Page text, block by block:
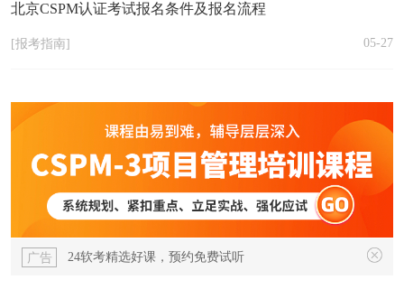
北京CSPM认证考试报名条件及报名流程
[报考指南] 05-27
广告 24软考精选好课，预约免费试听